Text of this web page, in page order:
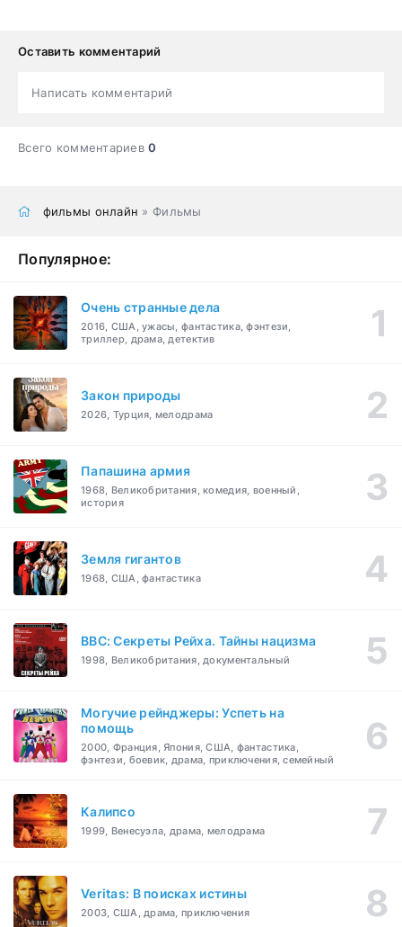
Оставить комментарий
Написать комментарий
Всего комментариев0
фильмы онлайн » Фильмы
Популярное:
Очень странные дела
2016, США, ужасы, фантастика, фэнтези,
триллер, драма, детектив
Закон природы
2026, Турция, мелодрама
Папашина армия
1968, Великобритания, комедия, военный,
история
Земля гигантов
1968, США, фантастика
BBC: Секреты Рейха. Тайны нацизма
1998, Великобритания, документальный
Могучие рейнджеры: Успеть на
помощь
2000, Франция, Япония, США, фантастика,
фэнтези, боевик, драма, приключения, семейный
Калипсо
1999, Венесуэла, драма, мелодрама
Veritas: В поисках истины
2003, США, драма, приключения